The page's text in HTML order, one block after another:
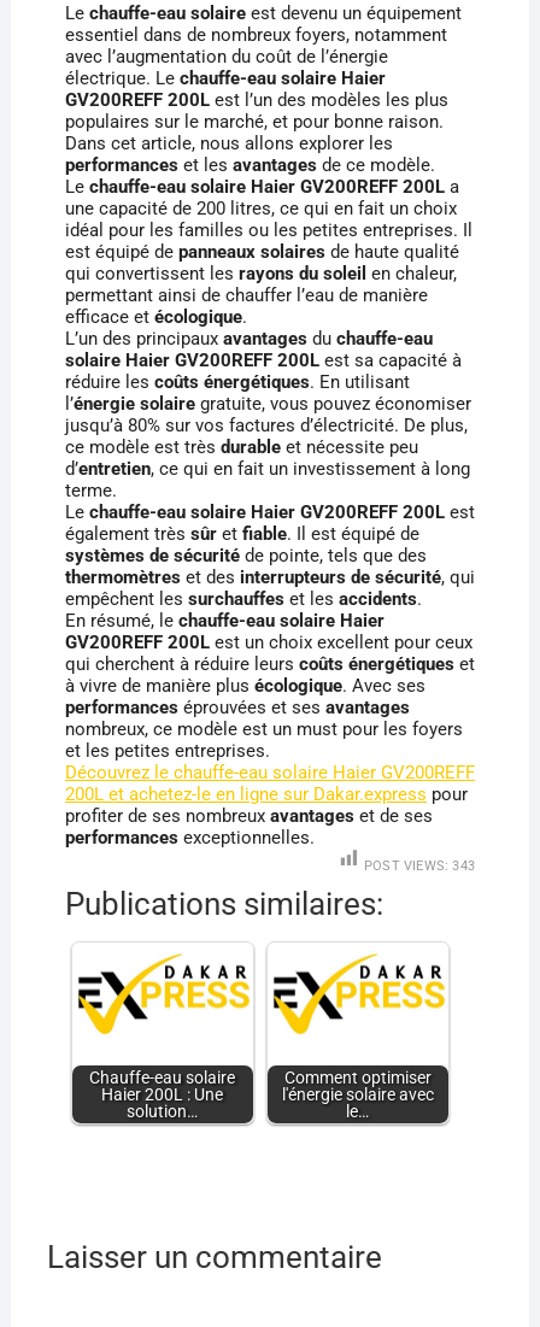
Le chauffe-eau solaireest devenu un équipement
essentiel dans de nombreux foyers, notamment
avec l’augmentation du coût de l’énergie
électrique. Le chauffe-eau solaire Haier
GV200REFF 200Lest l’un des modèles les plus
populaires sur le marché, et pour bonne raison.
Dans cet article, nous allons explorer les
performanceset les avantagesde ce modèle.
Le chauffe-eau solaire Haier GV200REFF 200La
une capacité de 200 litres, ce qui en fait un choix
idéal pour les familles ou les petites entreprises. Il
est équipé de panneaux solairesde haute qualité
qui convertissent les rayons du soleil en chaleur,
permettant ainsi de chauffer l’eau de manière
efficace et écologique.
L’un des principaux avantagesdu chauffe-eau
solaire Haier GV200REFF 200Lest sa capacité à
réduire les coûts énergétiques. En utilisant
l’énergie solairegratuite, vous pouvez économiser
jusqu’à 80% sur vos factures d’électricité. De plus,
ce modèle est très durableet nécessite peu
d’entretien, ce qui en fait un investissement à long
terme.
Le chauffe-eau solaire Haier GV200REFF 200Lest
également très sûret fiable. Il est équipé de
systèmes de sécuritéde pointe, tels que des
thermomètreset des interrupteurs de sécurité, qui
empêchent les surchauffeset les accidents.
En résumé, le chauffe-eau solaire Haier
GV200REFF 200Lest un choix excellent pour ceux
qui cherchent à réduire leurs coûts énergétiqueset
à vivre de manière plus écologique. Avec ses
performanceséprouvées et ses avantages
nombreux, ce modèle est un must pour les foyers
et les petites entreprises.
Découvrez le chauffe-eau solaire Haier GV200REFF
200L et achetez-le en ligne sur Dakar.express pour
profiter de ses nombreux avantageset de ses
performancesexceptionnelles.
POST VIEWS: 343
Publications similaires:
Chauffe-eau solaire
Haier 200L : Une
solution…
Comment optimiser
l'énergie solaire avec
le…
Laisser un commentaire